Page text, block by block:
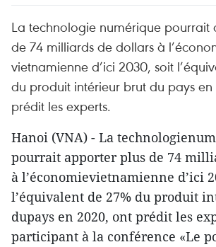
La technologie numérique pourrait
de 74 milliards de dollars à
vietnamienne d’ici 2030, soit
du produit intérieur brut du pays
prédit les experts.
Hanoi (VNA) - La
pourrait apporter plus de 74
à l’économievietnamienne d’ici
l’équivalent de 27% du produit
dupays en 2020, ont prédit les
participant à la conférence «Le